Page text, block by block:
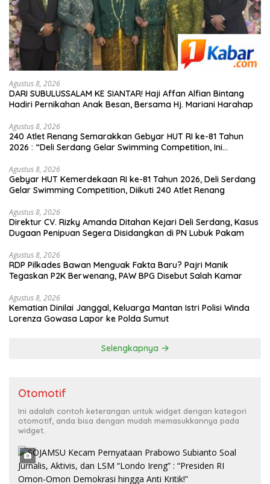
Agustus 8, 2026
DARI SUBULUSSALAM KE SIANTAR! Haji Affan Alfian Bintang
Hadiri Pernikahan Anak Besan, Bersama Hj. Mariani Harahap
Agustus 8, 2026
240 Atlet Renang Semarakkan Gebyar HUT RI ke-81 Tahun
2026 : “Deli Serdang Gelar Swimming Competition, Ini
Agustus 8, 2026
Gebyar HUT Kemerdekaan RI ke-81 Tahun 2026, Deli Serdang
Gelar Swimming Competition, Diikuti 240 Atlet Renang
Agustus 8, 2026
Direktur CV. Rizky Amanda Ditahan Kejari Deli Serdang, Kasus
Dugaan Penipuan Segera Disidangkan di PN Lubuk Pakam
Agustus 8, 2026
RDP Pilkades Bawan Menguak Fakta Baru? Pajri Manik
Tegaskan P2K Berwenang, PAW BPG Disebut Salah Kamar
Agustus 8, 2026
Kematian Dinilai Janggal, Keluarga Mantan Istri Polisi Winda
Lorenza Gowasa Lapor ke Polda Sumut
Selengkapnya
Otomotif
Ini adalah contoh keterangan untuk widget dengan kategori
otomotif, anda bisa dengan mudah memasukkannya pada
widget.